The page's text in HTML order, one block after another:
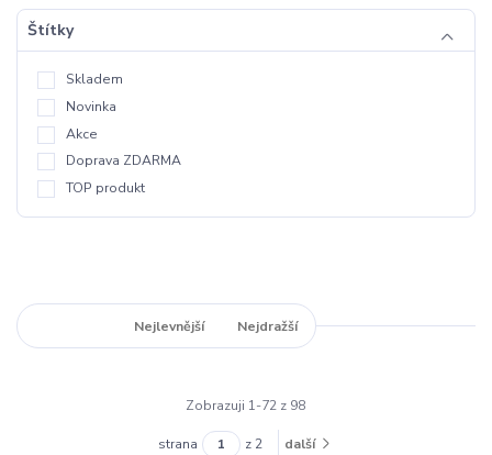
Štítky
Skladem
Novinka
Akce
Doprava ZDARMA
TOP produkt
Nejlevnější Nejdražší
Zobrazuji 1-72 z 98
strana z 2 další